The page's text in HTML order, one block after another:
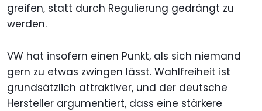
greifen, statt durch Regulierung gedrängt zu
werden.
VW hat insofern einen Punkt, als sich niemand
gern zu etwas zwingen lässt. Wahlfreiheit ist
grundsätzlich attraktiver, und der deutsche
Hersteller argumentiert, dass eine stärkere